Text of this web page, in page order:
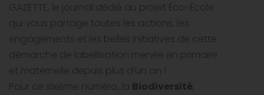
GAZETTE, le journal dédié au projet Éco-École
qui vous partage toutes les actions, les
engagements et les belles initiatives de cette
démarche de labellisation menée en primaire
et maternelle depuis plus d’un an !
Pour ce sixième numéro, la Biodiversité